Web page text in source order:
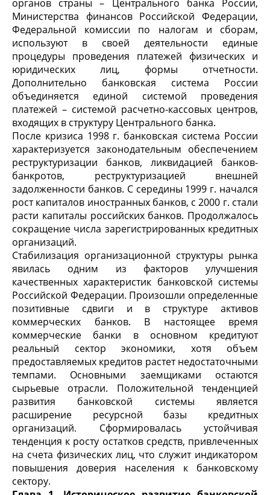
органов страны – Центрального банка России,
Министерства финансов Российской Федерации,
Федеральной комиссии по налогам и сборам,
используют в своей деятельности единые
процедуры проведения платежей физических и
юридических лиц, формы отчетности.
Дополнительно банковская система России
объединяется единой системой проведения
платежей – системой расчетно-кассовых центров,
входящих в структуру Центрального банка.
После кризиса 1998 г. банковская система России
характеризуется законодательным обеспечением
реструктуризации банков, ликвидацией банков-
банкротов, реструктуризацией внешней
задолженности банков. С середины 1999 г. начался
рост капиталов иностранных банков, с 2000 г. стали
расти капиталы российских банков. Продолжалось
сокращение числа зарегистрированных кредитных
организаций.
Стабилизация организационной структуры рынка
явилась одним из факторов улучшения
качественных характеристик банковской системы
Российской Федерации. Произошли определенные
позитивные сдвиги и в структуре активов
коммерческих банков. В настоящее время
коммерческие банки в основном кредитуют
реальный сектор экономики, хотя объем
предоставляемых кредитов растет недостаточными
темпами. Основными заемщиками остаются
сырьевые отрасли. Положительной тенденцией
развития банковской системы является
расширение ресурсной базы кредитных
организаций. Сформировалась устойчивая
тенденция к росту остатков средств, привлеченных
на счета физических лиц, что служит индикатором
повышения доверия населения к банковскому
сектору.